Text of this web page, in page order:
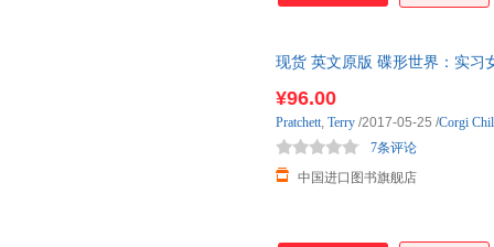
现货 英文原版 碟形世界：实习
¥96.00
中国进口图书旗舰店
7条评论
Pratchett, Terry /2017-05-25 /Corgi